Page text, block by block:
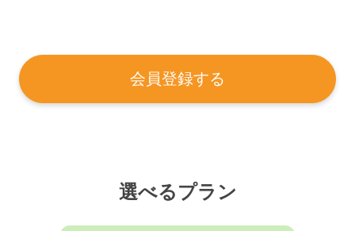
会員登録する
選べるプラン